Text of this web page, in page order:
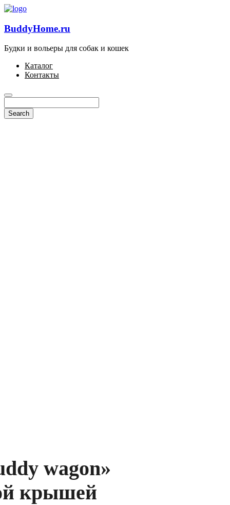
BuddyHome.ru
Будки и вольеры для собак и кошек
Каталог
Контакты
wagon»
крышей